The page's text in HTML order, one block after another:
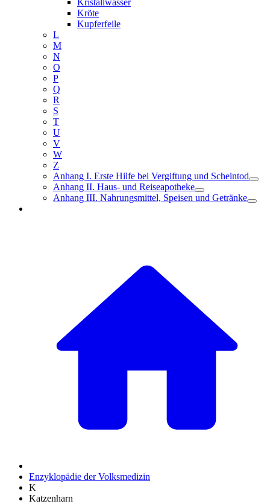
Kristallwasser
Kröte
Kupferfeile
L
M
N
O
P
Q
R
S
T
U
V
W
Z
Anhang I. Erste Hilfe bei Vergiftung und Scheintod
Anhang II. Haus- und Reiseapotheke
Anhang III. Nahrungsmittel, Speisen und Getränke
Enzyklopädie der Volksmedizin
K
Katzenharn